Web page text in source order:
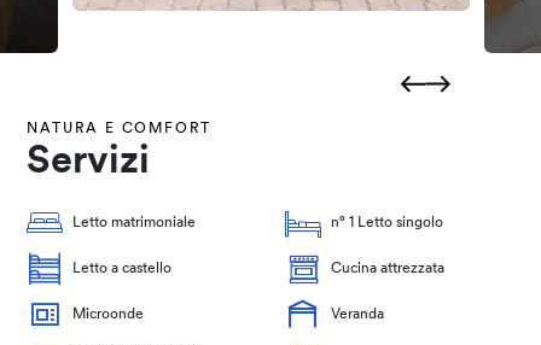
NATURA E COMFORT
Servizi
Letto matrimoniale n° 1 Letto singolo
Letto a castello Cucina attrezzata
Microonde Veranda